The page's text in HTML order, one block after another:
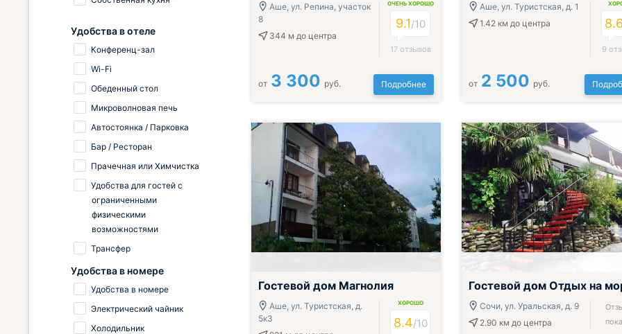
Аше, ул. Репина, участок
8
344 м до центра
ОЧЕНЬ ХОРОШО
9.1/10
17 отзывов
от 3 300 руб. Подробнее
Аше, ул. Туристская, д. 1
1.42 км до центра 8.6
9
от 2 500 руб.
Гостевой дом Магнолия
Аше, ул. Туристская, д.
5к3
ХОРОШО
8.4/10
Гостевой дом Отдых на
Сочи, ул. Уральская, д. 9
2.90 км до центра
Удобства в отеле
Конференц-зал
Wi-Fi
Обеденный стол
Микроволновая печь
Автостоянка / Парковка
Бар / Ресторан
Прачечная или Химчистка
Удобства для гостей с
ограниченными
физическими
возможностями
Трансфер
Удобства в номере
Удобства в номере
Электрический чайник
Холодильник